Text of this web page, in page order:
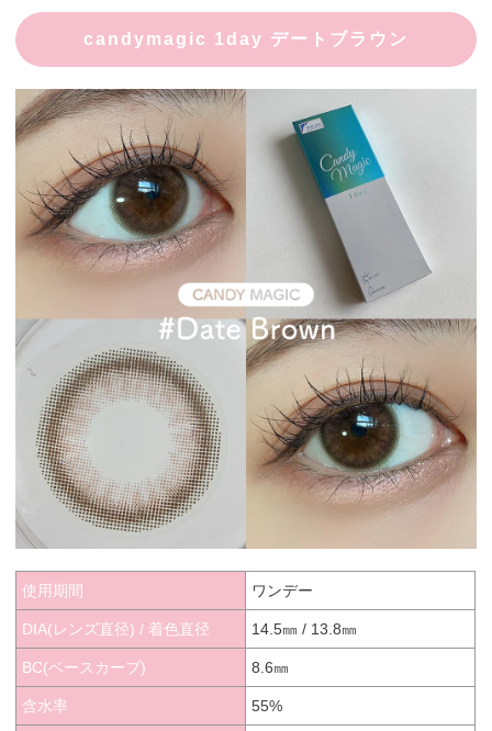
candymagic 1day デートブラウン
使用期間 ワンデー
DIA(レンズ直径) / 着色直径 14.5㎜ / 13.8㎜
BC(ベースカーブ) 8.6㎜
含水率 55%